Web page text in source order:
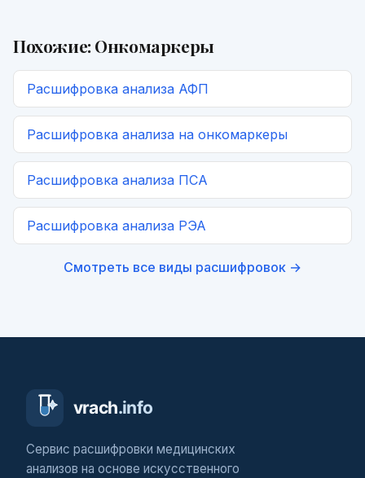
Похожие: Онкомаркеры
Расшифровка анализа АФП
Расшифровка анализа на онкомаркеры
Расшифровка анализа ПСА
Расшифровка анализа РЭА
Смотреть все виды расшифровок →
Сервис расшифровки медицинских
анализов на основе искусственного